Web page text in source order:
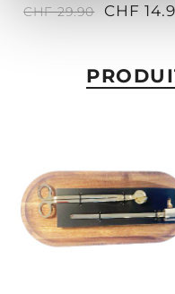
CHF 29.90
CHF